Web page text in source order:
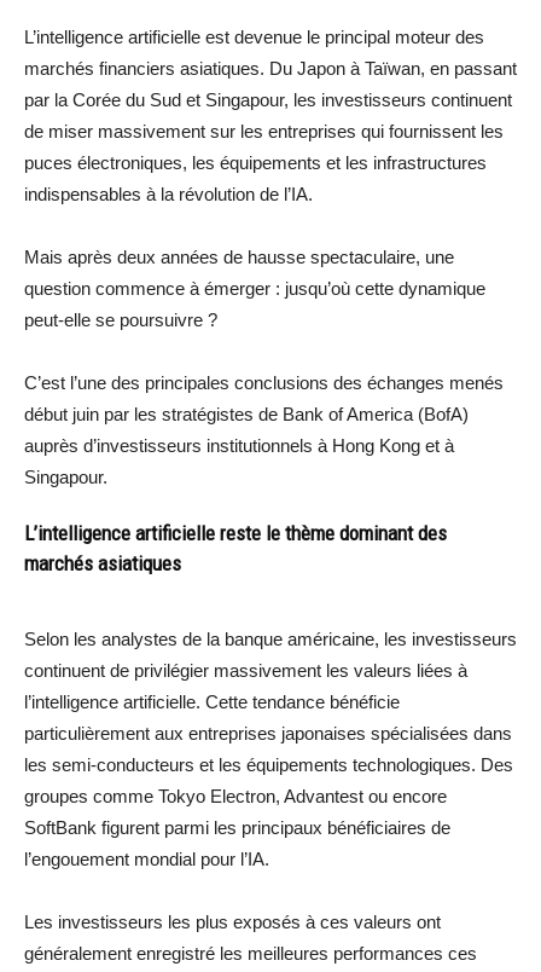
L’intelligence artificielle est devenue le principal moteur des
marchés financiers asiatiques. Du Japon à Taïwan, en passant
par la Corée du Sud et Singapour, les investisseurs continuent
de miser massivement sur les entreprises qui fournissent les
puces électroniques, les équipements et les infrastructures
indispensables à la révolution de l’IA.
Mais après deux années de hausse spectaculaire, une
question commence à émerger : jusqu’où cette dynamique
peut-elle se poursuivre ?
C’est l’une des principales conclusions des échanges menés
début juin par les stratégistes de Bank of America (BofA)
auprès d’investisseurs institutionnels à Hong Kong et à
Singapour.
L’intelligence artificielle reste le thème dominant des
marchés asiatiques
Selon les analystes de la banque américaine, les investisseurs
continuent de privilégier massivement les valeurs liées à
l’intelligence artificielle. Cette tendance bénéficie
particulièrement aux entreprises japonaises spécialisées dans
les semi-conducteurs et les équipements technologiques. Des
groupes comme Tokyo Electron, Advantest ou encore
SoftBank figurent parmi les principaux bénéficiaires de
l’engouement mondial pour l’IA.
Les investisseurs les plus exposés à ces valeurs ont
généralement enregistré les meilleures performances ces